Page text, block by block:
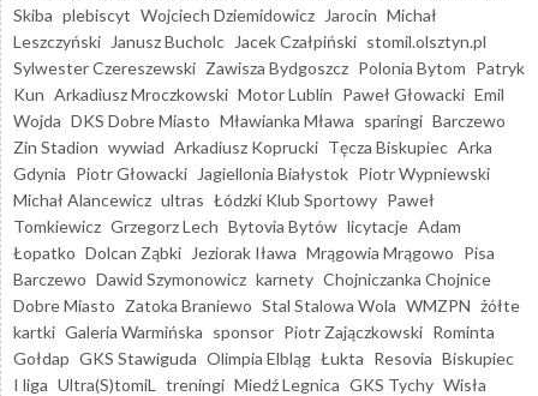
Skiba plebiscyt Wojciech Dziemidowicz Jarocin Michał
Leszczyński
Janusz Bucholc Jacek Czałpiński stomil.olsztyn.pl
Sylwester Czereszewski Zawisza Bydgoszcz Polonia Bytom Patryk
Kun Arkadiusz Mroczkowski Motor Lublin Paweł Głowacki Emil
Wojda DKS Dobre Miasto Mławianka Mława sparingi Barczewo
Zin Stadion wywiad Arkadiusz Koprucki Tęcza Biskupiec Arka
Gdynia Piotr Głowacki Jagiellonia Białystok Piotr Wypniewski
Michał Alancewicz ultras Łódzki Klub Sportowy Paweł
Tomkiewicz Grzegorz Lech Bytovia Bytów licytacje Adam
Łopatko Dolcan Ząbki Jeziorak Iława Mrągowia Mrągowo Pisa
Barczewo Dawid Szymonowicz karnety Chojniczanka Chojnice
Dobre Miasto Zatoka Braniewo Stal Stalowa Wola WMZPN żółte
kartki Galeria Warmińska sponsor Piotr Zajączkowski Rominta
Gołdap GKS Stawiguda Olimpia Elbląg Łukta Resovia Biskupiec
I liga Ultra(S)tomiL treningi Miedź Legnica GKS Tychy Wisła